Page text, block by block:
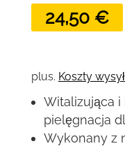
24,50 €
plus. Koszty
Witalizująca i
pielęgnacja
Wykonany z